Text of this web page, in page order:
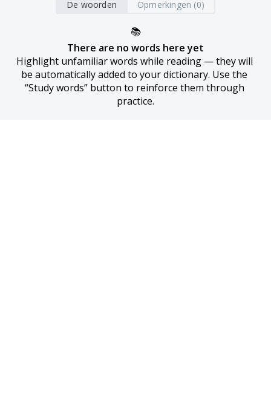
De woorden Opmerkingen (0)
📚
There are no words here yet
Highlight unfamiliar words while reading — they will
be automatically added to your dictionary. Use the
“Study words” button to reinforce them through
practice.